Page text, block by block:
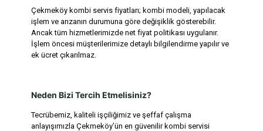
Çekmeköy kombi servis fiyatları; kombi modeli, yapılacak
işlem ve arızanın durumuna göre değişiklik gösterebilir.
Ancak tüm hizmetlerimizde net fiyat politikası uygulanır.
İşlem öncesi müşterilerimize detaylı bilgilendirme yapılır ve
ek ücret çıkarılmaz.
Neden Bizi Tercih Etmelisiniz?
Tecrübemiz, kaliteli işçiliğimiz ve şeffaf çalışma
anlayışımızla Çekmeköy’ün en güvenilir kombi servisi